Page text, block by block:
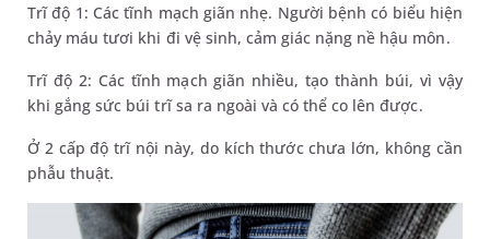
Trĩ độ 1: Các tĩnh mạch giãn nhẹ. Người bệnh có biểu hiện
chảy máu tươi khi đi vệ sinh, cảm giác nặng nề hậu môn.
Trĩ độ 2: Các tĩnh mạch giãn nhiều, tạo thành búi, vì vậy
khi gắng sức búi trĩ sa ra ngoài và có thể co lên được.
Ở 2 cấp độ trĩ nội này, do kích thước chưa lớn, không cần
phẫu thuật.